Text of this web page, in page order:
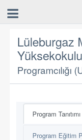
Lüleburgaz
Programcılığı
Program Tanıtımı
Program Eğitim